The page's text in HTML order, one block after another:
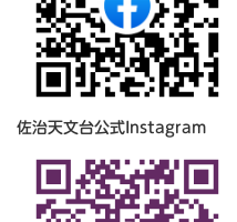
佐治天文台公式Instagram